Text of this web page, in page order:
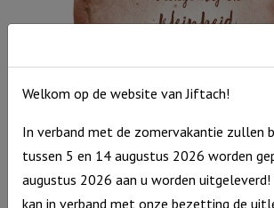
Muurcirkel Kerst Roodbruin 25 cm – In het
– Sela
Welkom op de website van Jiftach!
In verband met de zomervakantie zullen
tussen 5 en 14 augustus 2026 worden
augustus 2026 aan u worden
kan in verband met onze bezetting de